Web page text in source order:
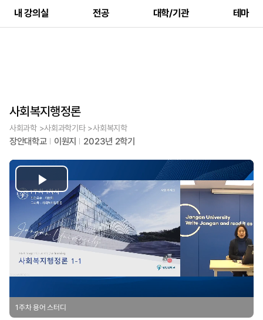
내 강의실 전공 대학/기관 테마
사회복지행정론
사회과학 >사회과학기타 >사회복지학
장안대학교 이원지 2023년 2학기
Play
Video
1주차 용어 스터디